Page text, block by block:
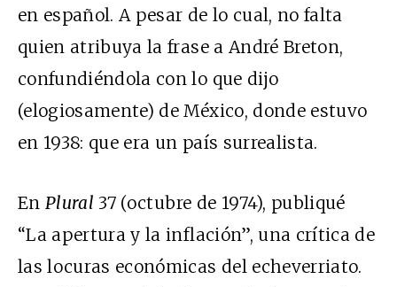
en español. A pesar de lo cual, no falta
quien atribuya la frase a André Breton,
confundiéndola con lo que dijo
(elogiosamente) de México, donde estuvo
en 1938: que era un país surrealista.
EnPlural 37 (octubre de 1974), publiqué
“La apertura y la inflación”, una crítica de
las locuras económicas del echeverriato.